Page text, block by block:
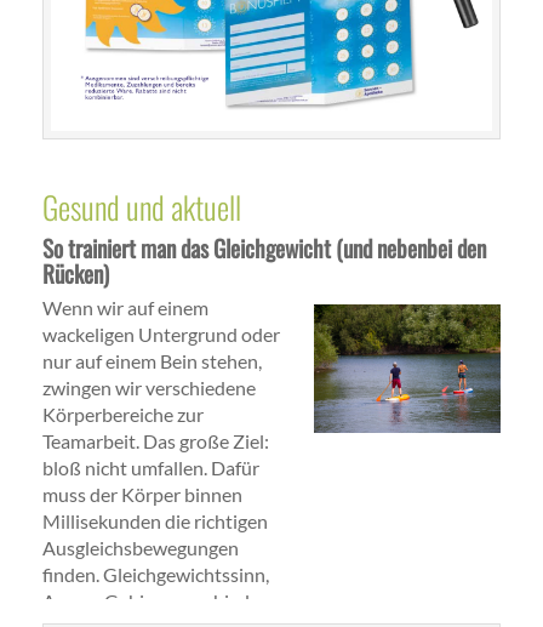
Gesund und aktuell
So trainiert man das Gleichgewicht (und nebenbei den
Rücken)
Wenn wir auf einem
wackeligen Untergrund oder
nur auf einem Bein stehen,
zwingen wir verschiedene
Körperbereiche zur
Teamarbeit. Das große Ziel:
bloß nicht umfallen. Dafür
muss der Körper binnen
Millisekunden die richtigen
Ausgleichsbewegungen
finden. Gleichgewichtssinn,
Augen, Gehirn, verschiedene